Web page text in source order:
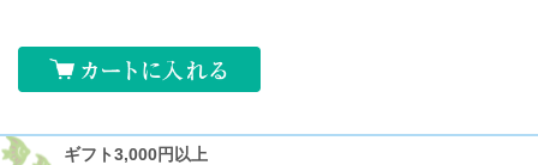
ギフト3,000円以上